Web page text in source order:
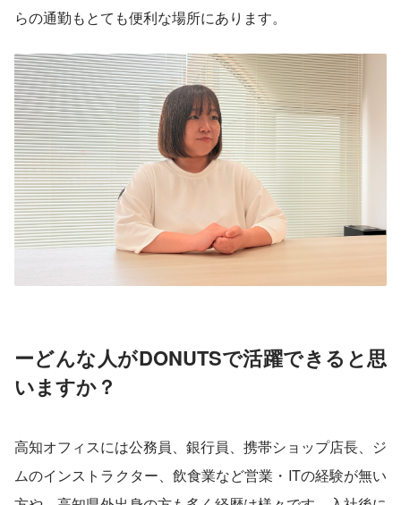
らの通勤もとても便利な場所にあります。
ーどんな人がDONUTSで活躍できると思
いますか？
高知オフィスには公務員、銀行員、携帯ショップ店長、ジ
ムのインストラクター、飲食業など営業・ITの経験が無い